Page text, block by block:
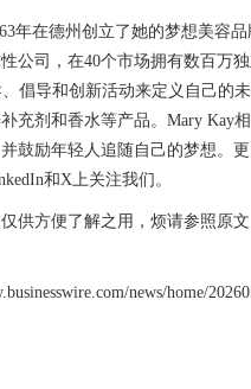
年在德州创立了她的梦想美容
公司，在40个市场拥有数百万
倡导和创新活动来定义自己的
充剂和香水等产品。Mary Kay
鼓励年轻人追随自己的梦想。
和X上关注我们。
供方便了解之用，烦请参照原
news/home/